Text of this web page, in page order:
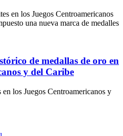
de medallas de oro en
y del Caribe
los Juegos Centroamericanos y